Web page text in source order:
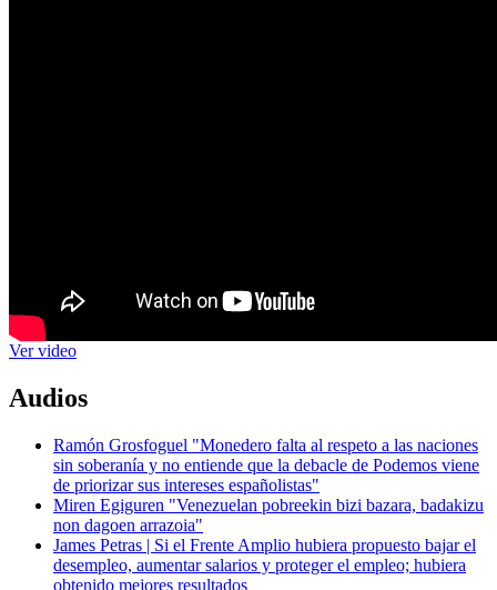
Ver video
Audios
Ramón Grosfoguel "Monedero falta al respeto a las naciones
sin soberanía y no entiende que la debacle de Podemos viene
de priorizar sus intereses españolistas"
Miren Egiguren "Venezuelan pobreekin bizi bazara, badakizu
non dagoen arrazoia"
James Petras | Si el Frente Amplio hubiera propuesto bajar el
desempleo, aumentar salarios y proteger el empleo; hubiera
obtenido mejores resultados